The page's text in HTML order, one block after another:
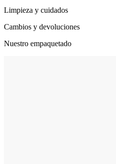
Limpieza y cuidados
Cambios y devoluciones
Nuestro empaquetado